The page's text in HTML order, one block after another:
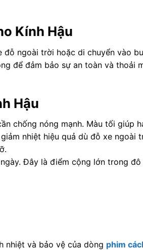
Kính Hậu
ngoài trời hoặc di chuyển vào
để đảm bảo sự an toàn và thoải
Hậu
chống nóng mạnh. Màu tối giúp
nhiệt hiệu quả dù đỗ xe ngoài
Đây là điểm cộng lớn trong đô
nhiệt và bảo vệ của dòng phim